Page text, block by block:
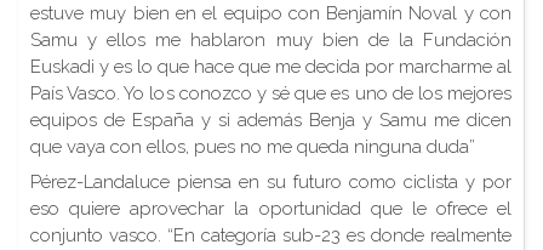
estuve muy bien en el equipo con Benjamín Noval y con
Samu y ellos me hablaron muy bien de la Fundación
Euskadi y es lo que hace que me decida por marcharme al
País Vasco. Yo los conozco y sé que es uno de los mejores
equipos de España y si además Benja y Samu me dicen
que vaya con ellos, pues no me queda ninguna duda”
Pérez-Landaluce piensa en su futuro como ciclista y por
eso quiere aprovechar la oportunidad que le ofrece el
conjunto vasco. “En categoría sub-23 es donde realmente